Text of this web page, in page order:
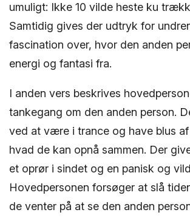
umuligt: Ikke 10 vilde heste ku
Samtidig gives der udtryk for
fascination over, hvor den anden
energi og fantasi fra.
I anden vers beskrives
tankegang om den anden person.
ved at være i trance og have blus
hvad de kan opnå sammen. Der
et oprør i sindet og en panisk og
Hovedpersonen forsøger at slå
de venter på at se den anden